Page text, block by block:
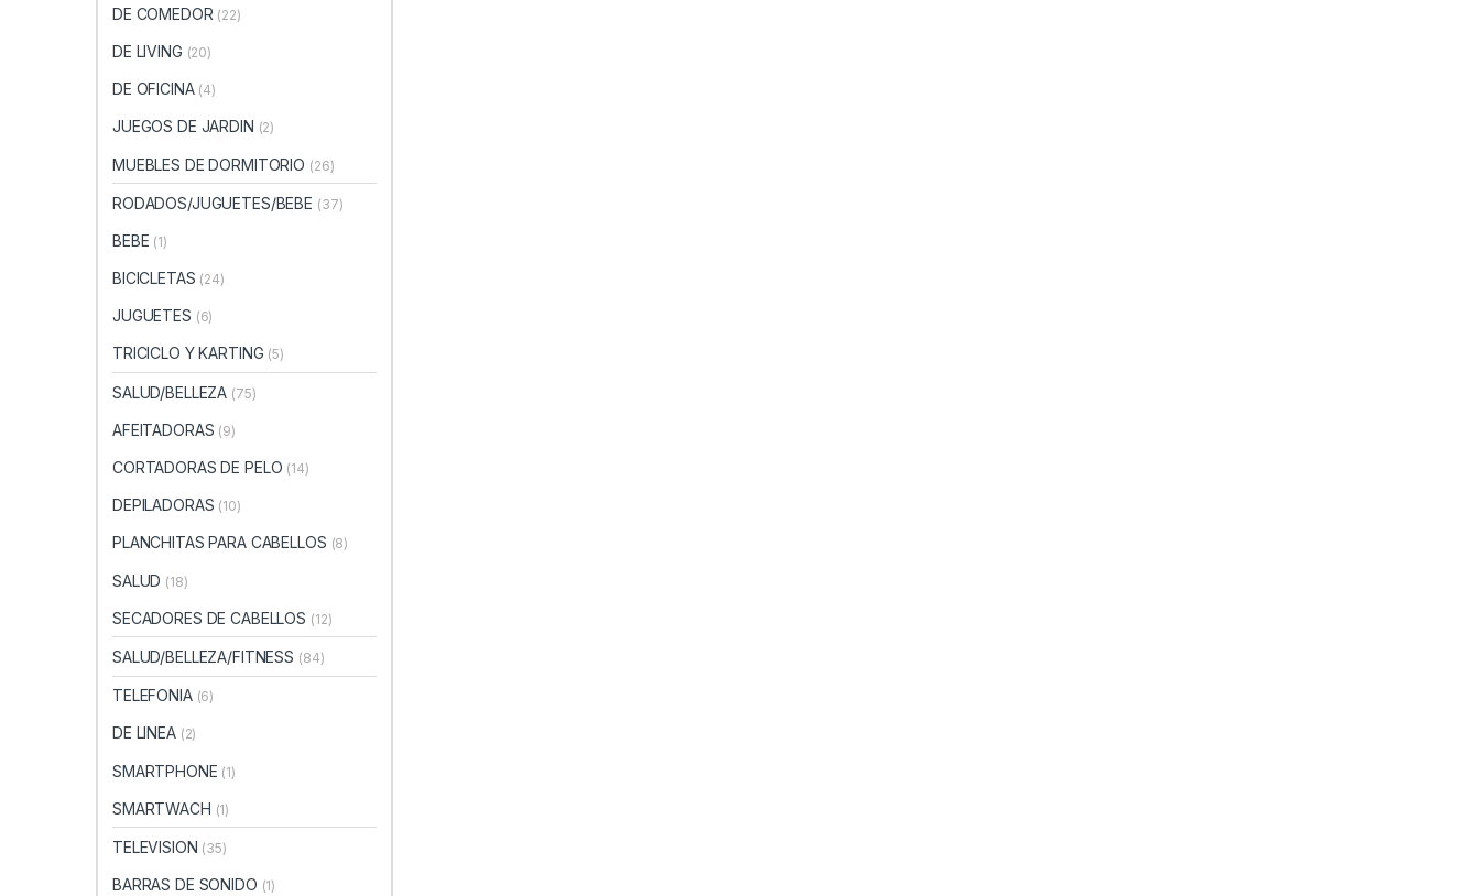
DE COMEDOR (22)
DE LIVING (20)
DE OFICINA (4)
JUEGOS DE JARDIN (2)
MUEBLES DE DORMITORIO (26)
RODADOS/JUGUETES/BEBE (37)
BEBE (1)
BICICLETAS (24)
JUGUETES (6)
TRICICLO Y KARTING (5)
SALUD/BELLEZA (75)
AFEITADORAS (9)
CORTADORAS DE PELO (14)
DEPILADORAS (10)
PLANCHITAS PARA CABELLOS (8)
SALUD (18)
SECADORES DE CABELLOS (12)
SALUD/BELLEZA/FITNESS (84)
TELEFONIA (6)
DE LINEA (2)
SMARTPHONE (1)
SMARTWACH (1)
TELEVISION (35)
BARRAS DE SONIDO (1)